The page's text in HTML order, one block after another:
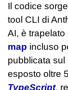
Il codice
tool CLI di
AI, è
map incluso
pubblicata sul
esposto oltre
TypeScript,